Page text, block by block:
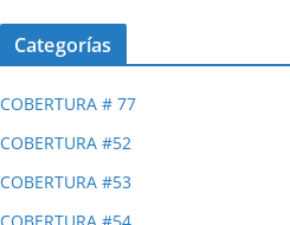
Categorías
COBERTURA # 77
COBERTURA #52
COBERTURA #53